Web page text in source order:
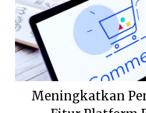
Meningkatkan